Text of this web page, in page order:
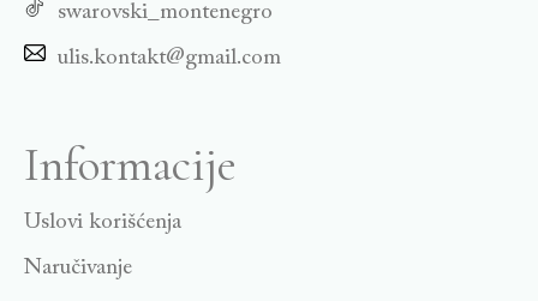
swarovski_montenegro
ulis.kontakt@gmail.com
Informacije
Uslovi korišćenja
Naručivanje